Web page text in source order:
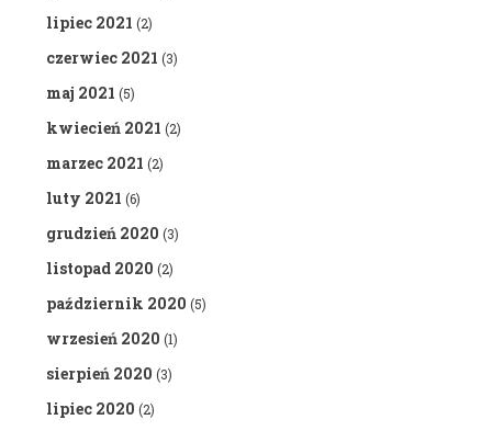
lipiec 2021 (2)
czerwiec 2021 (3)
maj 2021 (5)
kwiecień 2021 (2)
marzec 2021 (2)
luty 2021 (6)
grudzień 2020 (3)
listopad 2020 (2)
październik 2020 (5)
wrzesień 2020 (1)
sierpień 2020 (3)
lipiec 2020 (2)